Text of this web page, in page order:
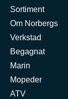
Sortiment
Om Norbergs
Verkstad
Begagnat
Marin
Mopeder
ATV